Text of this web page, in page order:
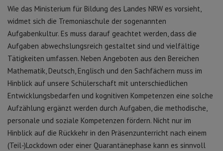
Wie das Ministerium für Bildung des Landes NRW es vorsieht,
widmet sich die Tremoniaschule der sogenannten
Aufgabenkultur. Es muss darauf geachtet werden, dass die
Aufgaben abwechslungsreich gestaltet sind und vielfältige
Tätigkeiten umfassen. Neben Angeboten aus den Bereichen
Mathematik, Deutsch, Englisch und den Sachfächern muss im
Hinblick auf unsere Schülerschaft mit unterschiedlichen
Entwicklungsbedarfen und kognitiven Kompetenzen eine solche
Aufzählung ergänzt werden durch Aufgaben, die methodische,
personale und soziale Kompetenzen fördern. Nicht nur im
Hinblick auf die Rückkehr in den Präsenzunterricht nach einem
(Teil-)Lockdown oder einer Quarantänephase kann es sinnvoll